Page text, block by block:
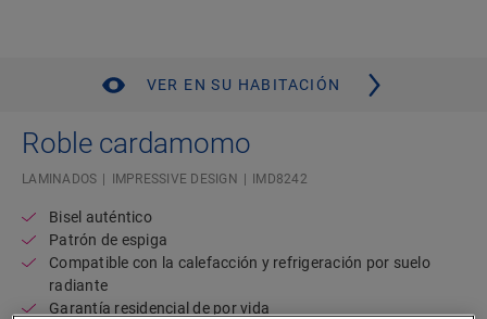
VER EN SU HABITACIÓN
Roble cardamomo
LAMINADOS IMPRESSIVE DESIGN IMD8242
Bisel auténtico
Patrón de espiga
Compatible con la calefacción y refrigeración por suelo
radiante
Garantía residencial de por vida